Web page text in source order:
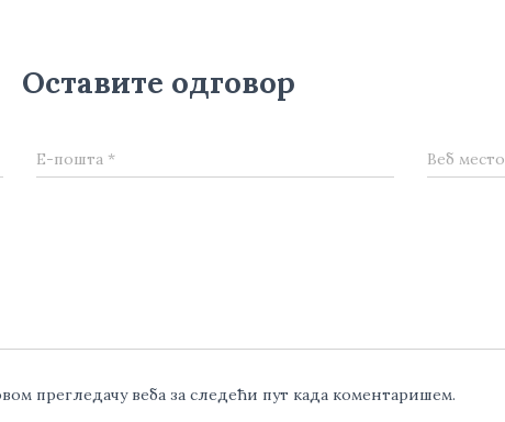
Оставите одговор
Е-пошта * Веб место
прегледачу веба за следећи пут када коментаришем.